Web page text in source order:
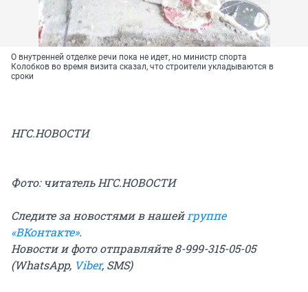
О внутренней отделке речи пока не идет, но министр спорта
Колобков во время визита сказал, что строители укладываются в
сроки
НГС.НОВОСТИ
Фото: читатель НГС.НОВОСТИ
Следите за новостями в нашей группе
«ВКонтакте».
Новости и фото отправляйте 8-999-315-05-05
(WhatsApp, Viber, SMS)